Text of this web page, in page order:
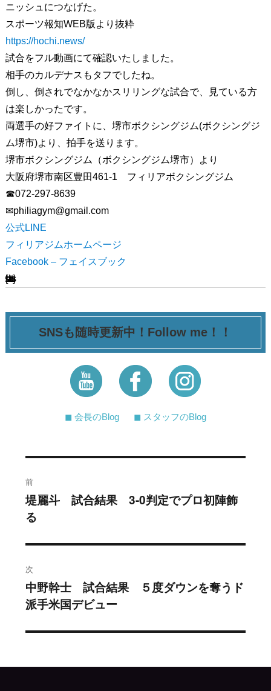
ニッシュにつなげた。
スポーツ報知WEB版より抜粋
https://hochi.news/
試合をフル動画にて確認いたしました。
相手のカルデナスもタフでしたね。
倒し、倒されでなかなかスリリングな試合で、見ている方
は楽しかったです。
両選手の好ファイトに、堺市ボクシングジム(ボクシングジ
ム堺市)より、拍手を送ります。
堺市ボクシングジム（ボクシングジム堺市）より
大阪府堺市南区豊田461-1 フィリアボクシングジム
☎072-297-8639
✉︎philiagym@gmail.com
公式LINE
フィリアジムホームページ
Facebook – フェイスブック
[ssba-buttons]
SNSも随時更新中！Follow me！！
◼︎ 会長のBlog ◼︎ スタッフのBlog
稿
ナ
ビ
ゲ
ー
前
過
去
稿:
堤麗斗 試合結果 3-0判定でプロ初陣飾
る
次
次
の
中野幹士 試合結果 ５度ダウンを奪うド
派手米国デビュー